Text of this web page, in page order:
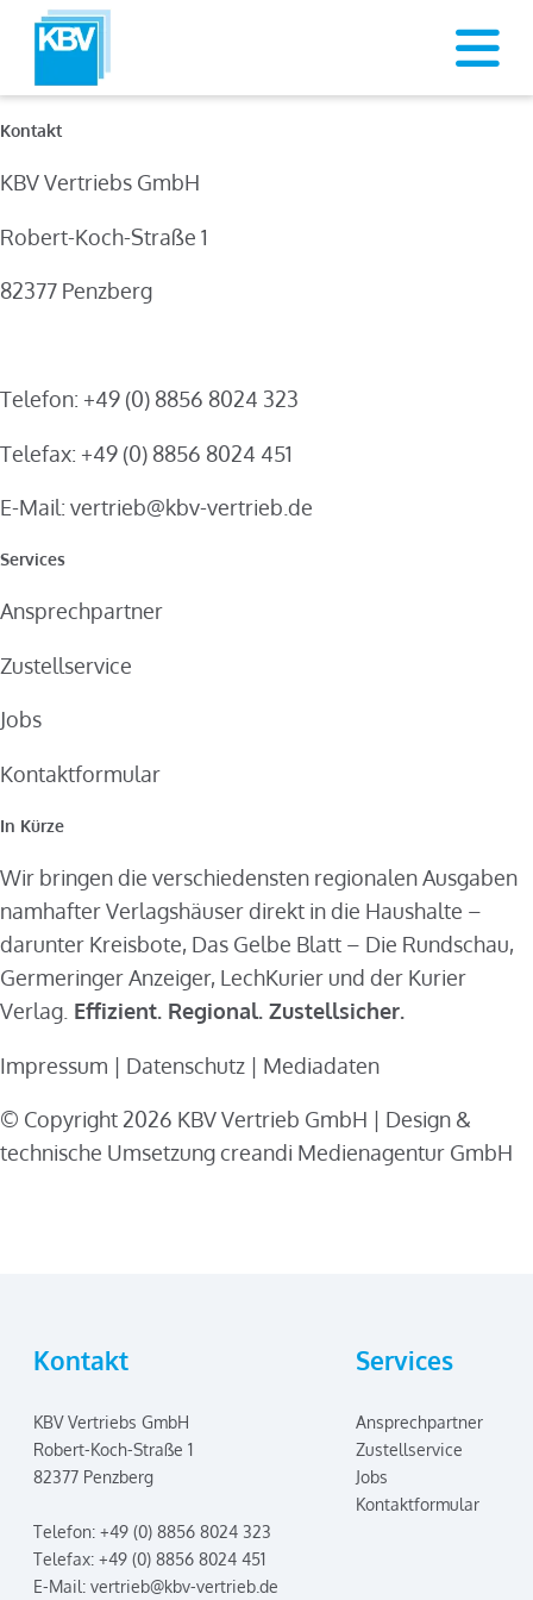
Kontakt
KBV Vertriebs GmbH
Robert-Koch-Straße 1
82377 Penzberg
Telefon: +49 (0) 8856 8024 323
Telefax: +49 (0) 8856 8024 451
E-Mail: vertrieb@kbv-vertrieb.de
Services
Ansprechpartner
Zustellservice
Jobs
Kontaktformular
In Kürze
Wir bringen die verschiedensten regionalen Ausgaben
namhafter Verlagshäuser direkt in die Haushalte –
darunter Kreisbote, Das Gelbe Blatt – Die Rundschau,
Germeringer Anzeiger, LechKurier und der Kurier
Verlag. Effizient. Regional. Zustellsicher.
Impressum | Datenschutz | Mediadaten
© Copyright 2026 KBV Vertrieb GmbH | Design &
technische Umsetzung creandi Medienagentur GmbH
Kontakt
KBV Vertriebs GmbH
Robert-Koch-Straße 1
82377 Penzberg
Telefon: +49 (0) 8856 8024 323
Telefax: +49 (0) 8856 8024 451
E-Mail: vertrieb@kbv-vertrieb.de
Services
Ansprechpartner
Zustellservice
Jobs
Kontaktformular